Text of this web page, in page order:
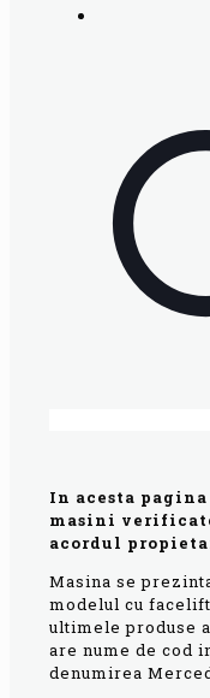
In acesta
masini
acordul
Masina se
modelul cu
ultimele produse
are nume de cod
denumirea